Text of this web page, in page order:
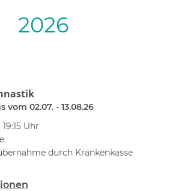
2026
02.07. - 13.08.26
Uhr
durch Krankenkasse